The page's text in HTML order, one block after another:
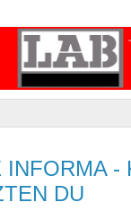
INFORMA -
DU